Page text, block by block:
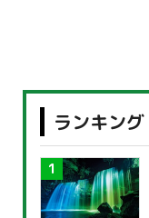
ランキング